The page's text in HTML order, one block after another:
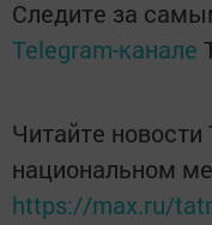
Следите за
Telegram-канале
Читайте новости
национальном
https://max.ru/